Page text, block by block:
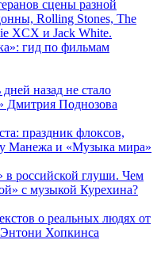
сцены разной
Rolling Stones, The
XCX и Jack White.
гид по фильмам
назад не стало
Дмитрия Поднозова
праздник флоксов,
Манежа и «Музыка мира»
российской глуши. Чем
с музыкой Курехина?
о реальных людях от
Хопкинса